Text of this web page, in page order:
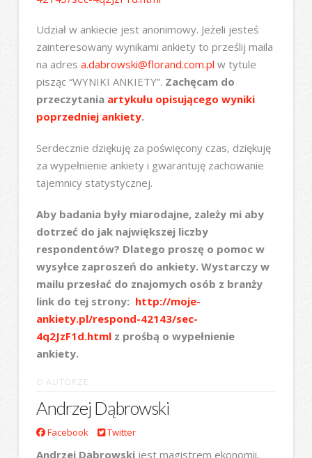
Udział w ankiecie jest anonimowy. Jeżeli jesteś
zainteresowany wynikami ankiety to prześlij maila
na adres a.dabrowski@florand.com.pl w tytule
pisząc “WYNIKI ANKIETY”. Zachęcam do
przeczytania artykułu opisującego wyniki
poprzedniej ankiety.
Serdecznie dziękuję za poświęcony czas, dziękuję
za wypełnienie ankiety i gwarantuję zachowanie
tajemnicy statystycznej.
Aby badania były miarodajne, zależy mi aby
dotrzeć do jak największej liczby
respondentów? Dlatego proszę o pomoc w
wysyłce zaproszeń do ankiety. Wystarczy w
mailu przesłać do znajomych osób z branży
link do tej strony: http://moje-
ankiety.pl/respond-42143/sec-
4q2JzF1d.htmlz prośbą o wypełnienie
ankiety.
O AUTORZE
Andrzej Dąbrowski
Facebook Twitter
Andrzej Dąbrowskijest magistrem ekonomii,